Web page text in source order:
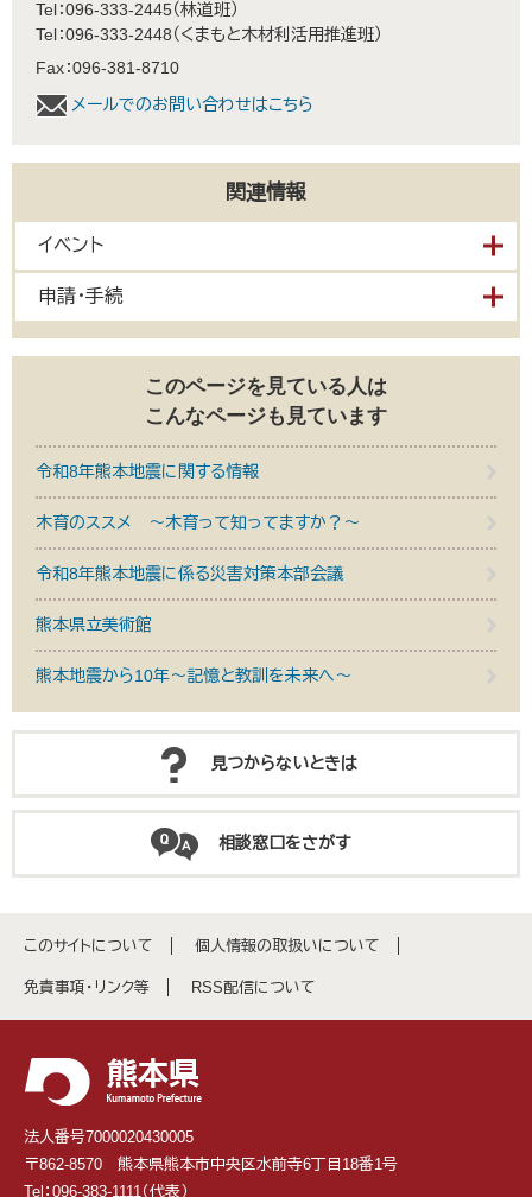
Tel：096-333-2445 林道班
Tel：096-333-2448 くまもと木材利活用推進班
Fax：096-381-8710
メールでのお問い合わせはこちら
関連情報
イベント
申請・手続
このページを見ている人は
こんなページも見ています
令和8年熊本地震に関する情報
木育のススメ ～木育って知ってますか？～
令和8年熊本地震に係る災害対策本部会議
熊本県立美術館
熊本地震から10年～記憶と教訓を未来へ～
見つからないときは
相談窓口をさがす
このサイトについて 個人情報の取扱いについて
免責事項・リンク等 RSS配信について
法人番号7000020430005
〒862-8570 熊本県熊本市中央区水前寺6丁目18番1号
Tel：096-383-1111（代表）